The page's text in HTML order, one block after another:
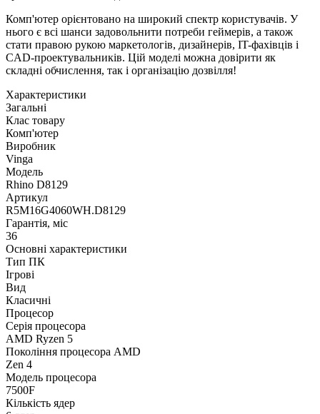
Комп'ютер орієнтовано на широкий спектр користувачів. У
нього є всі шанси задовольнити потреби геймерів, а також
стати правою рукою маркетологів, дизайнерів, IT-фахівців і
CAD-проектувальників. Цій моделі можна довірити як
складні обчислення, так і організацію дозвілля!
Характеристики
Загальні
Клас товару
Комп'ютер
Виробник
Vinga
Модель
Rhino D8129
Артикул
R5M16G4060WH.D8129
Гарантія, міс
36
Основні характеристики
Тип ПК
Ігрові
Вид
Класичні
Процесор
Серія процесора
AMD Ryzen 5
Покоління процесора AMD
Zen 4
Модель процесора
7500F
Кількість ядер